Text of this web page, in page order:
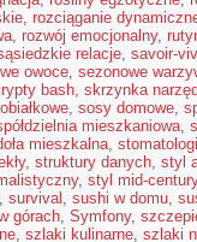
, rozciąganie
, rozwój emocjonalny,
relacje, savoir-
owoce, sezonowe
bash, skrzynka
, sosy domowe,
mieszkaniowa,
mieszkalna,
, struktury danych, styl
, styl mid-century
, survival , sushi w domu,
górach, Symfony,
, szlaki kulinarne, szlaki